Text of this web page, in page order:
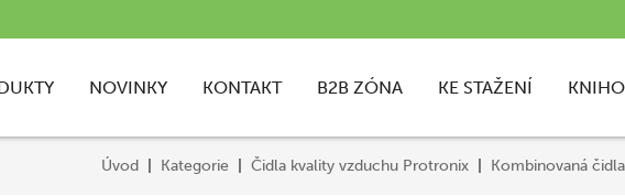
NOVINKY KONTAKT B2B ZÓNA KE STAŽENÍ
Úvod Kategorie Čidla kvality vzduchu Protronix Kombinovaná čidla